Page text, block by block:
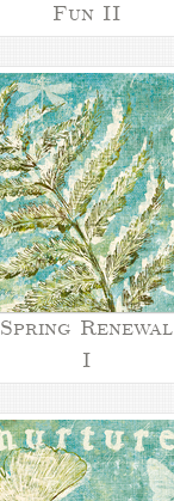
Fun II
Spring Renewal
I